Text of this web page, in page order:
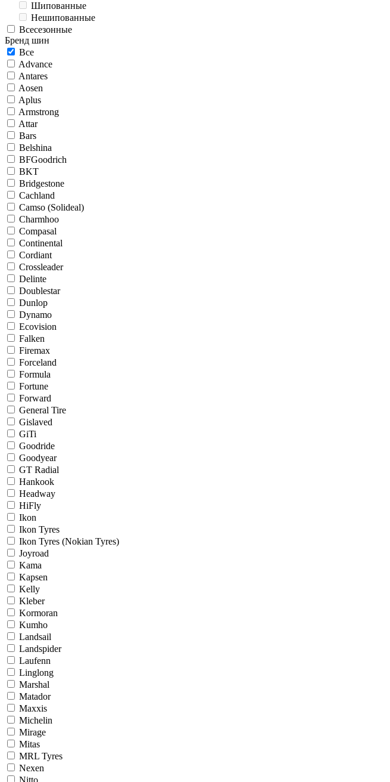
Шипованные
Нешипованные
Всесезонные
Бренд шин
Все
Advance
Antares
Aosen
Aplus
Armstrong
Attar
Bars
Belshina
BFGoodrich
BKT
Bridgestone
Cachland
Camso (Solideal)
Charmhoo
Compasal
Continental
Cordiant
Crossleader
Delinte
Doublestar
Dunlop
Dynamo
Ecovision
Falken
Firemax
Forceland
Formula
Fortune
Forward
General Tire
Gislaved
GiTi
Goodride
Goodyear
GT Radial
Hankook
Headway
HiFly
Ikon
Ikon Tyres
Ikon Tyres (Nokian Tyres)
Joyroad
Kama
Kapsen
Kelly
Kleber
Kormoran
Kumho
Landsail
Landspider
Laufenn
Linglong
Marshal
Matador
Maxxis
Michelin
Mirage
Mitas
MRL Tyres
Nexen
Nitto